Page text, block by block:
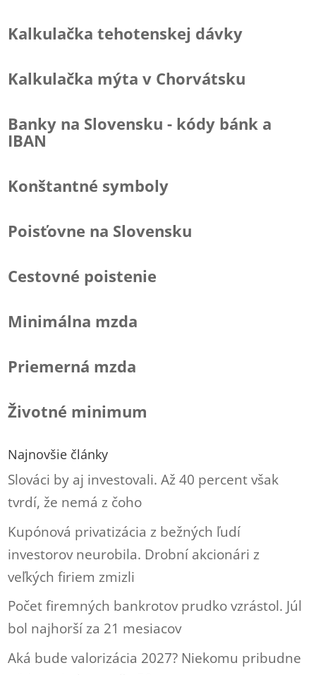
Kalkulačka tehotenskej dávky
Kalkulačka mýta v Chorvátsku
Banky na Slovensku - kódy bánk a
IBAN
Konštantné symboly
Poisťovne na Slovensku
Cestovné poistenie
Minimálna mzda
Priemerná mzda
Životné minimum
Najnovšie články
Slováci by aj investovali. Až 40 percent však
tvrdí, že nemá z čoho
Kupónová privatizácia z bežných ľudí
investorov neurobila. Drobní akcionári z
veľkých firiem zmizli
Počet firemných bankrotov prudko vzrástol. Júl
bol najhorší za 21 mesiacov
Aká bude valorizácia 2027? Niekomu pribudne